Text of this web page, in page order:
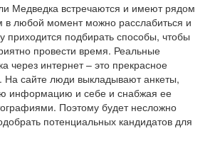
Медведка встречаются и имеют рядом
в любой момент можно расслабиться и
приходится подбирать способы, чтобы
провести время. Реальные
через интернет – это прекрасное
сайте люди выкладывают анкеты,
информацию и себе и снабжая ее
Поэтому будет несложно
потенциальных кандидатов для